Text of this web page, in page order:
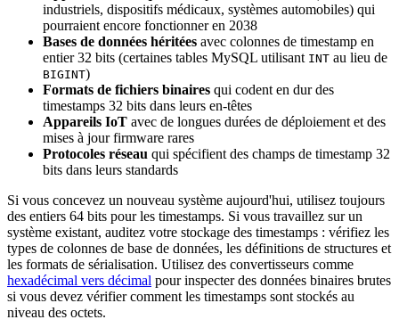
industriels, dispositifs médicaux, systèmes automobiles) qui
pourraient encore fonctionner en 2038
Bases de données héritées avec colonnes de timestamp en
entier 32 bits (certaines tables MySQL utilisant INT au lieu de
BIGINT)
Formats de fichiers binaires qui codent en dur des
timestamps 32 bits dans leurs en-têtes
Appareils IoT avec de longues durées de déploiement et des
mises à jour firmware rares
Protocoles réseau qui spécifient des champs de timestamp 32
bits dans leurs standards
Si vous concevez un nouveau système aujourd'hui, utilisez toujours
des entiers 64 bits pour les timestamps. Si vous travaillez sur un
système existant, auditez votre stockage des timestamps : vérifiez les
types de colonnes de base de données, les définitions de structures et
les formats de sérialisation. Utilisez des convertisseurs comme
hexadécimal vers décimal pour inspecter des données binaires brutes
si vous devez vérifier comment les timestamps sont stockés au
niveau des octets.